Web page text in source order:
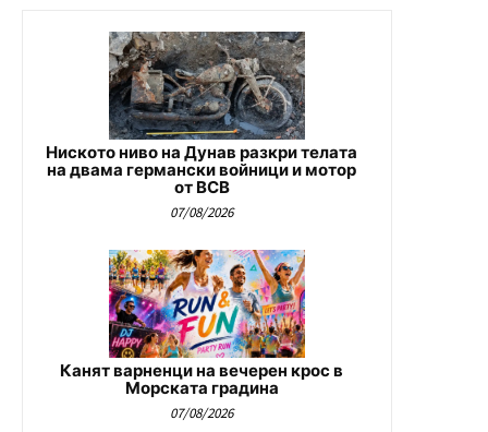
Ниското ниво на Дунав разкри телата
на двама германски войници и мотор
от ВСВ
07/08/2026
Канят варненци на вечерен крос в
Морската градина
07/08/2026